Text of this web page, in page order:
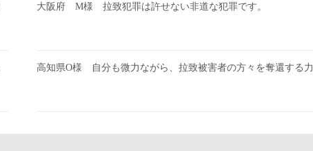
大阪府 M様 拉致犯罪は許せない非道な犯罪です。
高知県O様 自分も微力ながら、拉致被害者の方々を奪還する力